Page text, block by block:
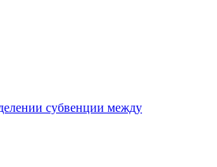
субвенции между